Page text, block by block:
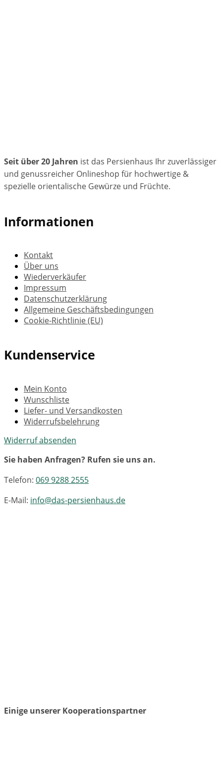
Seit über 20 Jahren ist das Persienhaus Ihr zuverlässiger
und genussreicher Onlineshop für hochwertige &
spezielle orientalische Gewürze und Früchte.
Informationen
Kontakt
Über uns
Wiederverkäufer
Impressum
Datenschutzerklärung
Allgemeine Geschäftsbedingungen
Cookie-Richtlinie (EU)
Kundenservice
Mein Konto
Wunschliste
Liefer- und Versandkosten
Widerrufsbelehrung
Widerruf absenden
Sie haben Anfragen? Rufen sie uns an.
Telefon: 069 9288 2555
E-Mail: info@das-persienhaus.de
Einige unserer Kooperationspartner